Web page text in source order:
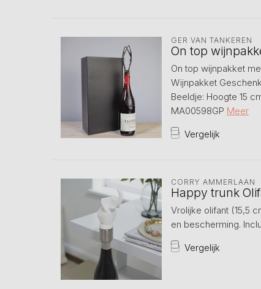
GER VAN TANKEREN
On top
On top wijnpakket
Wijnpakket
Beeldje: Hoogte 15
MA00598GP Meer
Vergelijk
CORRY AMMERLAAN
Happy trunk
Vrolijke olifant (15,5
en bescherming.
Vergelijk